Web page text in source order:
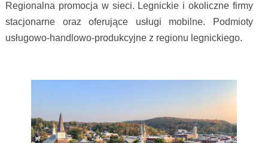
Regionalna promocja w sieci. Legnickie i okoliczne firmy
stacjonarne oraz oferujące usługi mobilne. Podmioty
usługowo-handlowo-produkcyjne z regionu legnickiego.